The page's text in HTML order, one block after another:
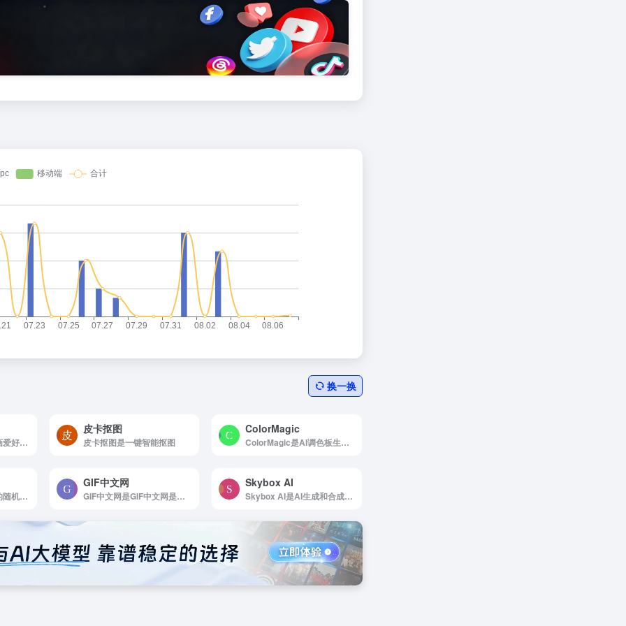
换一换
AI大作是为广大ai绘画爱好者提供免费ai绘画自动生成器功能
皮卡抠图
皮卡抠图是一键智能抠图
ColorMagic
ColorMagic是AI调色板生成工具
Blobmake是最便捷的随机形状生成器。一键生成各种不规则形状，快速创建随机、独特且有机外观的 SVG 形状。
GIF中文网
GIF中文网是GIF中文网是一款专业的在线gif制作工具。
Skybox AI
Skybox AI是AI生成和合成360°全景图像插画